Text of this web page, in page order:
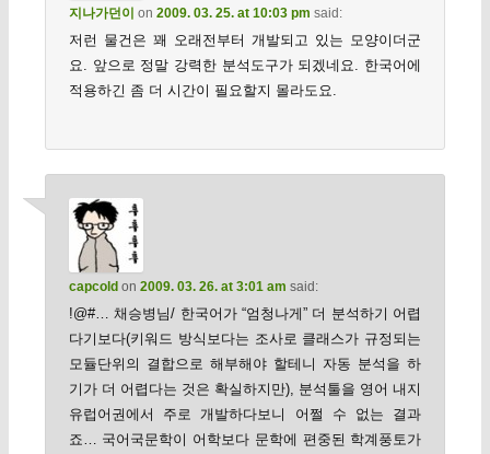
지나가던이 on 2009. 03. 25. at 10:03 pm said:
저런 물건은 꽤 오래전부터 개발되고 있는 모양이더군
요. 앞으로 정말 강력한 분석도구가 되겠네요. 한국어에
적용하긴 좀 더 시간이 필요할지 몰라도요.
capcoldon 2009. 03. 26. at 3:01 am said:
!@#… 채승병님/ 한국어가 “엄청나게” 더 분석하기 어렵
다기보다(키워드 방식보다는 조사로 클래스가 규정되는
모듈단위의 결합으로 해부해야 할테니 자동 분석을 하
기가 더 어렵다는 것은 확실하지만), 분석툴을 영어 내지
유럽어권에서 주로 개발하다보니 어쩔 수 없는 결과
죠… 국어국문학이 어학보다 문학에 편중된 학계풍토가